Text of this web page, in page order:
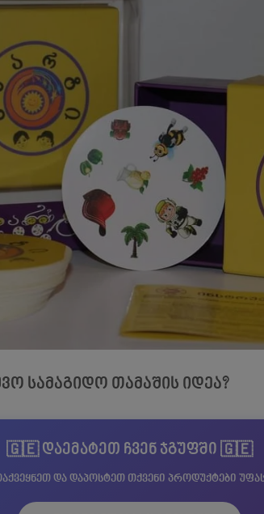
სამაგიდო თამაშის იდეა?
🇬🇪 დაემატეთ ჩვენ ჯგუფში 🇬🇪
და დაპოსტეთ თქვენი პროდუქტები